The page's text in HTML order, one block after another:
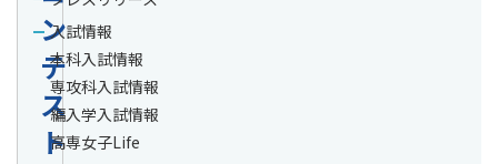
ン
テ
ス
ト
入試情報
本科入試情報
専攻科入試情報
編入学入試情報
高専女子Life